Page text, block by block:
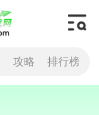
攻略 排行榜